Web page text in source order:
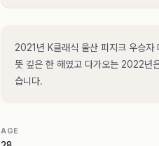
2021년 K클래식 울산 피지크 우승자
뜻 깊은 한 해였고 다가오는 2022년
습니다.
AGE